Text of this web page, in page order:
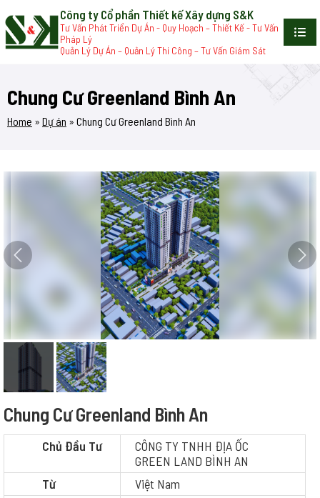
Công ty Cổ phần Thiết kế Xây dựng S&K
Tư Vấn Phát Triển Dự Án - Quy Hoạch – Thiết Kế - Tư Vấn
Pháp Lý
Quản Lý Dự Án – Quản Lý Thi Công – Tư Vấn Giám Sát
Chung Cư Greenland Bình An
Home » Dự án » Chung Cư Greenland Bình An
Chung Cư Greenland Bình An
Chủ Đầu Tư
CÔNG TY TNHH ĐỊA ỐC
GREEN LAND BÌNH AN
Từ
Việt Nam